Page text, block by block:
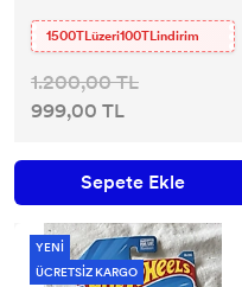
1500TLüzeri100TLindirim
1.200,00 TL
999,00 TL
Sepete Ekle
YENİ
ÜCRETSİZ KARGO